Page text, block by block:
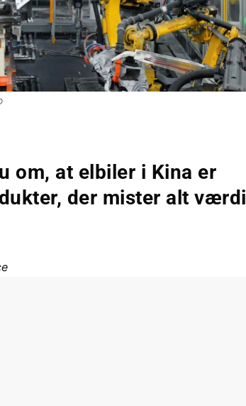
om, at elbiler i Kina er
der mister alt værdi